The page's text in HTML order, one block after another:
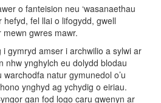
o fanteision neu ‘wasanaethau
hefyd, fel llai o lifogydd, gwell
mewn gwres mawr.
gymryd amser i archwilio a sylwi ar
nhw ynghylch eu dolydd blodau
natur gymunedol o’u
ynghyd ag ychydig o eiriau.
gan fod logo caru gwenyn ar